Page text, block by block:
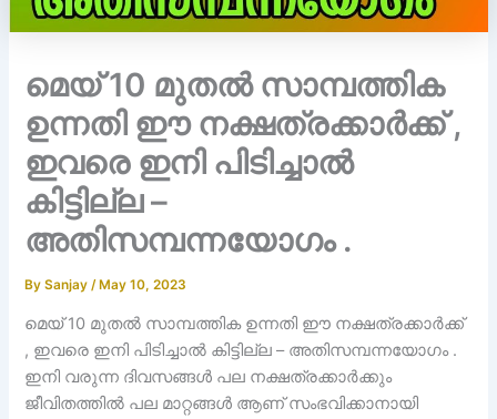
മെയ് 10 മുതൽ സാമ്പത്തിക
ഉന്നതി ഈ നക്ഷത്രക്കാർക്ക് ,
ഇവരെ ഇനി പിടിച്ചാൽ
കിട്ടില്ല –
അതിസമ്പന്നയോഗം .
BySanjay /May 10, 2023
മെയ് 10 മുതൽ സാമ്പത്തിക ഉന്നതി ഈ നക്ഷത്രക്കാർക്ക്
, ഇവരെ ഇനി പിടിച്ചാൽ കിട്ടില്ല – അതിസമ്പന്നയോഗം .
ഇനി വരുന്ന ദിവസങ്ങൾ പല നക്ഷത്രക്കാർക്കും
ജീവിതത്തിൽ പല മാറ്റങ്ങൾ ആണ് സംഭവിക്കാനായി